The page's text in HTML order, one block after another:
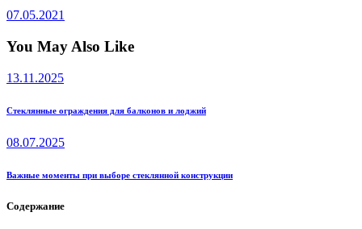
07.05.2021
You May Also Like
13.11.2025
Стеклянные ограждения для балконов и лоджий
08.07.2025
Важные моменты при выборе стеклянной конструкции
Содержание